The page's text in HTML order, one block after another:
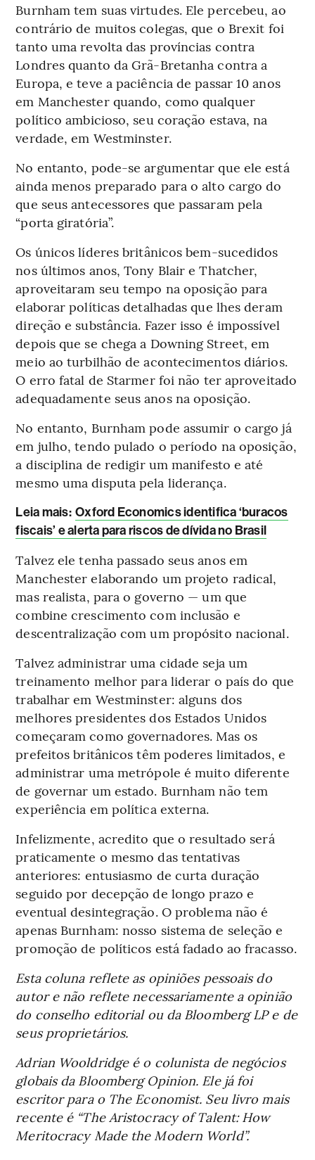
Burnham tem suas virtudes. Ele percebeu, ao
contrário de muitos colegas, que o Brexit foi
tanto uma revolta das províncias contra
Londres quanto da Grã-Bretanha contra a
Europa, e teve a paciência de passar 10 anos
em Manchester quando, como qualquer
político ambicioso, seu coração estava, na
verdade, em Westminster.
No entanto, pode-se argumentar que ele está
ainda menos preparado para o alto cargo do
que seus antecessores que passaram pela
“porta giratória”.
Os únicos líderes britânicos bem-sucedidos
nos últimos anos, Tony Blair e Thatcher,
aproveitaram seu tempo na oposição para
elaborar políticas detalhadas que lhes deram
direção e substância. Fazer isso é impossível
depois que se chega a Downing Street, em
meio ao turbilhão de acontecimentos diários.
O erro fatal de Starmer foi não ter aproveitado
adequadamente seus anos na oposição.
No entanto, Burnham pode assumir o cargo já
em julho, tendo pulado o período na oposição,
a disciplina de redigir um manifesto e até
mesmo uma disputa pela liderança.
Leia mais: Oxford Economics identifica ‘buracos
fiscais’ e alerta para riscos de dívida no Brasil
Talvez ele tenha passado seus anos em
Manchester elaborando um projeto radical,
mas realista, para o governo — um que
combine crescimento com inclusão e
descentralização com um propósito nacional.
Talvez administrar uma cidade seja um
treinamento melhor para liderar o país do que
trabalhar em Westminster: alguns dos
melhores presidentes dos Estados Unidos
começaram como governadores. Mas os
prefeitos britânicos têm poderes limitados, e
administrar uma metrópole é muito diferente
de governar um estado. Burnham não tem
experiência em política externa.
Infelizmente, acredito que o resultado será
praticamente o mesmo das tentativas
anteriores: entusiasmo de curta duração
seguido por decepção de longo prazo e
eventual desintegração. O problema não é
apenas Burnham: nosso sistema de seleção e
promoção de políticos está fadado ao fracasso.
Esta coluna reflete as opiniões pessoais do
autor e não reflete necessariamente a opinião
do conselho editorial ou da Bloomberg LP e de
seus proprietários.
Adrian Wooldridge é o colunista de negócios
globais da Bloomberg Opinion. Ele já foi
escritor para o The Economist. Seu livro mais
recente é “The Aristocracy of Talent: How
Meritocracy Made the Modern World”.